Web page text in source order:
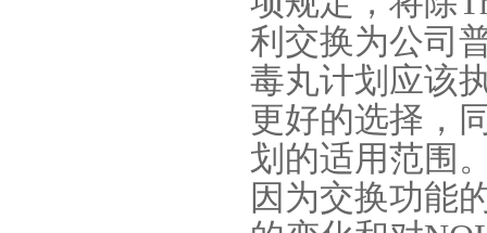
利交换为公司
毒丸计划应该
更好的选择，
划的适用范围
因为交换功能